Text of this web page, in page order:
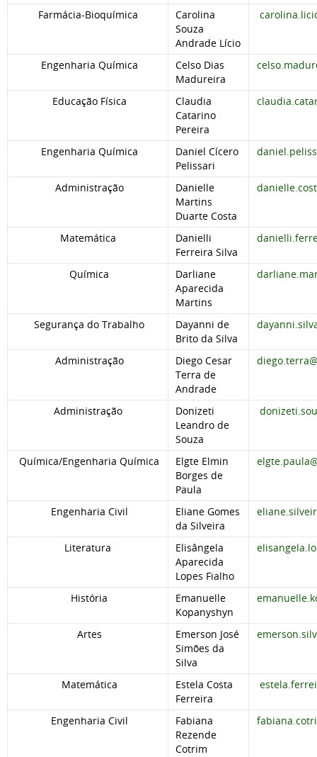
Farmácia-Bioquímica
Carolina
Souza
Andrade Lício
Engenharia Química
Celso Dias
Madureira
Educação Física
Claudia
Catarino
Pereira
Engenharia Química
Daniel Cícero
Pelissari
Administração
Danielle
Martins
Duarte Costa
Matemática
Danielli
Ferreira Silva
Química
Darliane
Aparecida
Martins
Segurança do Trabalho
Dayanni de
Brito da Silva
Administração
Diego Cesar
Terra de
Andrade
Administração
Donizeti
Leandro de
Souza
Química/Engenharia Química
Elgte Elmin
Borges de
Paula
Engenharia Civil
Eliane Gomes
da Silveira
Literatura
Elisângela
Aparecida
Lopes Fialho
História
Emanuelle
Kopanyshyn
Artes
Emerson José
Simões da
Silva
Matemática
Estela Costa
Ferreira
Engenharia Civil
Fabiana
Rezende
Cotrim